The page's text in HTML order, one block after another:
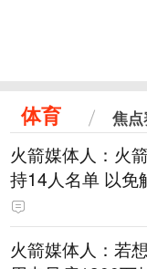
体育 焦
火箭媒体人：火
持14人名单 以免
火箭媒体人：若